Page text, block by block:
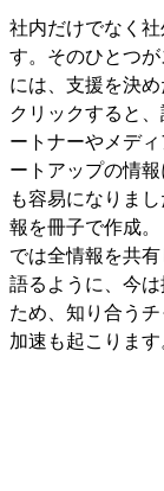
社内だけでなく
す。そのひとつ
には、支援を決
クリックすると
ートナーやメデ
ートアップの情
も容易になりま
報を冊子で作成
では全情報を共
語るように、今
ため、知り合う
加速も起こります